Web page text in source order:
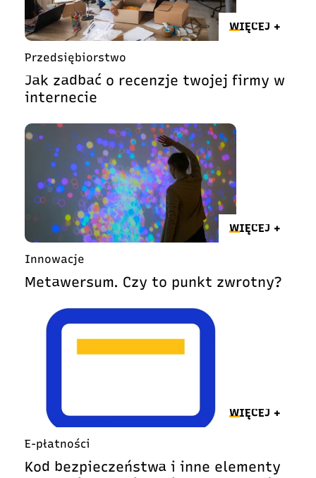
WIĘCEJ +
Przedsiębiorstwo
Jak zadbać o recenzje twojej firmy w
internecie
WIĘCEJ +
Innowacje
Metawersum. Czy to punkt zwrotny?
WIĘCEJ +
E-płatności
Kod bezpieczeństwa i inne elementy